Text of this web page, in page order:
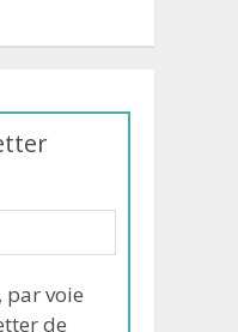
par voie
de